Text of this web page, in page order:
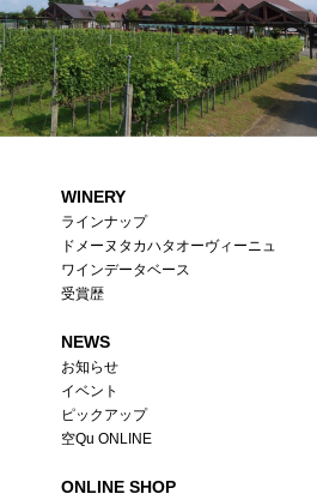
WINERY
ラインナップ
ドメーヌタカハタオーヴィーニュ
ワインデータベース
受賞歴
NEWS
お知らせ
イベント
ピックアップ
空Qu ONLINE
ONLINE SHOP